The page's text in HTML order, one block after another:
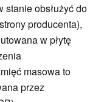
stanie obsłużyć do
producenta),
w płytę
masowa to
przez